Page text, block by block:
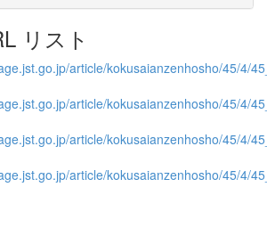
リスト
article/kokusaianzenhosho/45/4/
article/kokusaianzenhosho/45/4/
article/kokusaianzenhosho/45/4/
article/kokusaianzenhosho/45/4/